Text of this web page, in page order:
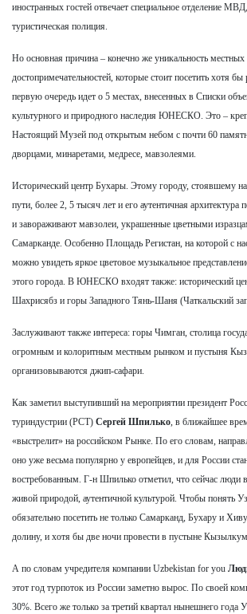
иностранных гостей отвечает специальное отделение
туристическая полиция.
Но основная причина – конечно же уникальность местных
достопримечательностей, которые стоит посетить хотя
первую очередь идет о 5 местах, внесенных в Списки
культурного и природного наследия ЮНЕСКО. Это –
Настоящий Музей под открытым небом с почти 60
дворцами, минаретами, медресе, мавзолеями.
Исторический центр Бухары. Этому городу, стоявшему
пути, более 2, 5 тысяч лет и его аутентичная
и завораживают мавзолеи, украшенные цветными
Самарканде. Особенно Площадь Регистан, на которой с
можно увидеть яркое цветовое музыкальное
этого города. В ЮНЕСКО входят также: исторический
Шахрисябз и горы Западного Тянь-Шаня (Чаткальский
Заслуживают также интереса: горы Чимган, столица
огромным и колоритным местным рынком и пустыня
организовываются джип-сафари.
Как заметил выступивший на мероприятии президент
туриндустрии (РСТ) Сергей Шпилько , в ближайшее
«выстрелит» на российском Рынке. По его словам,
оно уже весьма популярно у европейцев, и для России
востребованным. Г-н Шпилько отметил, что сейчас люди
живой природой, аутентичной культурой. Чтобы понять
обязательно посетить не только Самарканд, Бухару и
долину, и хотя бы две ночи провести в пустыне Кызылкум.
А по словам учредителя компании Uzbekistan for you
этот год турпоток из России заметно вырос. По своей
30%. Всего же только за третий квартал нынешнего года